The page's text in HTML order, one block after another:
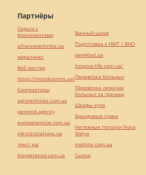
Партнёры
Серьги с
бриллиантами
alliancetechnika.ua
миралинкс
Веб мастер
https://motokosmos.ua/
Синтезаторы
agrotechnika.com.ua
perevod.agency
europeservice.com.ua
mk-translations.ua
текст юа
kievperevod.com.ua
Винный шкаф
Подготовка к НМТ / ВНО
pereklad.ua
hospice-life.com.ua/
Перевозка больных
Перевозка лежачих
больных за границу
Шкафы купе
Брендовые сумки
Натяжные потолки Nova
Stelya
maltina.com.ua
Cылки